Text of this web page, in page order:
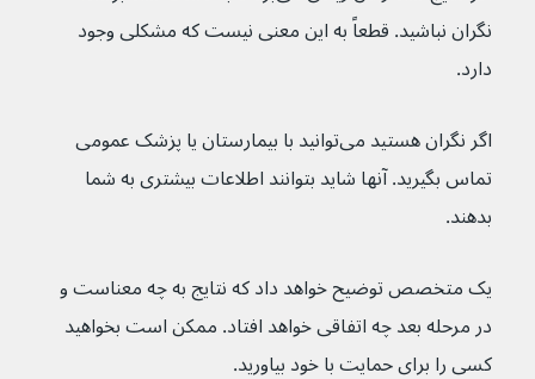
نگران نباشید. قطعاً به این معنی نیست که مشکلی وجود
دارد.
اگر نگران هستید می‌توانید با بیمارستان یا پزشک عمومی
تماس بگیرید. آنها شاید بتوانند اطلاعات بیشتری به شما
بدهند.
یک متخصص توضیح خواهد داد که نتایج به چه معناست و
در مرحله بعد چه اتفاقی خواهد افتاد. ممکن است بخواهید
کسی را برای حمایت با خود بیاورید.